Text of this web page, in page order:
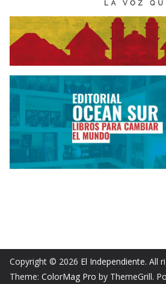
Copyright © 2026 El Independiente. All
Theme: ColorMag Pro by ThemeGrill.